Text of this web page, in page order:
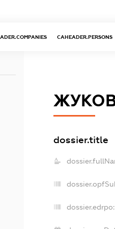
CAHEADER.PERSONS
ЖУКОВ
dossier.title
dossier.edrpo: